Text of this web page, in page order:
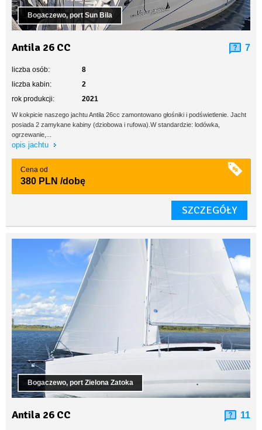
Bogaczewo, port Sun Bila
Antila 26 CC 7
liczba osób:
8
liczba kabin:
2
rok produkcji:
2021
W kokpicie naszego jachtu Antila 26cc zamontowano głośniki i podświetlenie. Jacht
posiada 2 zamykane kabiny (dziobowa i rufowa).W standardzie: lodówka,
ogrzewanie,...
opis jachtu
Cena od
380 PLN /dobę
SZCZEGÓŁY
Bogaczewo, port Zielona Zatoka
Antila 26 CC 11